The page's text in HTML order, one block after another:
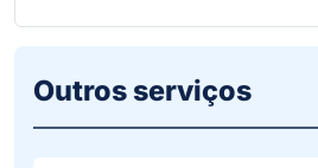
Outros serviços